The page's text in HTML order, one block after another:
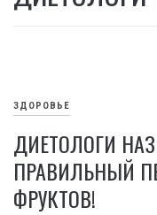
ЗДОРОВЬЕ
ДИЕТОЛОГИ
ПРАВИЛЬНЫЙ
ФРУКТОВ!